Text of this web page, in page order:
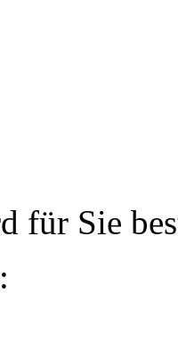
für Sie